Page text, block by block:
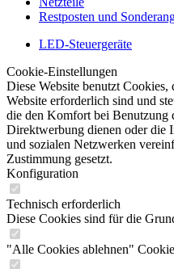
Restposten und
LED-Steuergeräte
Cookie-Einstellungen
Diese Website benutzt
Website erforderlich sind und
die den Komfort bei Benutzung
Direktwerbung dienen oder die
und sozialen Netzwerken
Zustimmung gesetzt.
Konfiguration
Technisch erforderlich
Diese Cookies sind für die
"Alle Cookies ablehnen" Cookie